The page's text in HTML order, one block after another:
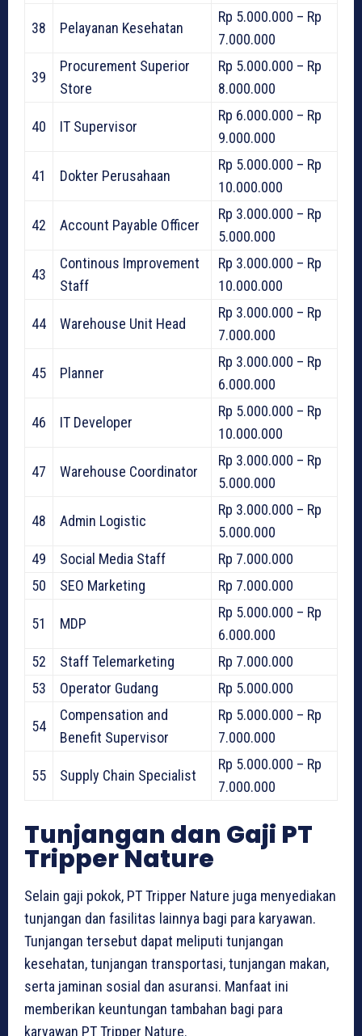
38 Pelayanan Kesehatan
Rp 5.000.000 – Rp
7.000.000
39
Procurement Superior
Store
Rp 5.000.000 – Rp
8.000.000
40 IT Supervisor
Rp 6.000.000 – Rp
9.000.000
41 Dokter Perusahaan
Rp 5.000.000 – Rp
10.000.000
42 Account Payable Officer
Rp 3.000.000 – Rp
5.000.000
43
Continous Improvement
Staff
Rp 3.000.000 – Rp
10.000.000
44 Warehouse Unit Head
Rp 3.000.000 – Rp
7.000.000
45 Planner
Rp 3.000.000 – Rp
6.000.000
46 IT Developer
Rp 5.000.000 – Rp
10.000.000
47 Warehouse Coordinator
Rp 3.000.000 – Rp
5.000.000
48 Admin Logistic
Rp 3.000.000 – Rp
5.000.000
49
Social Media Staff
Rp 7.000.000
50
SEO Marketing Rp 7.000.000
51 MDP
Rp 5.000.000 – Rp
6.000.000
52
Staff Telemarketing
Rp 7.000.000
53
Operator Gudang Rp 5.000.000
54
Compensation and
Benefit Supervisor
Rp 5.000.000 – Rp
7.000.000
55 Supply Chain Specialist
Rp 5.000.000 – Rp
7.000.000
Tunjangan dan Gaji PT
Tripper Nature
Selain gaji pokok, PT Tripper Nature juga menyediakan
tunjangan dan fasilitas lainnya bagi para karyawan.
Tunjangan tersebut dapat meliputi tunjangan
kesehatan, tunjangan transportasi, tunjangan makan,
serta jaminan sosial dan asuransi. Manfaat ini
memberikan keuntungan tambahan bagi para
karyawan PT Tripper Nature.